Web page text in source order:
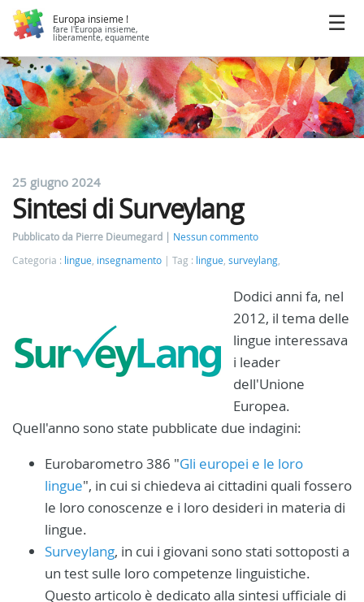
Europa insieme !
fare l'Europa insieme,
liberamente, equamente
25 giugno 2024
Sintesi di Surveylang
Pubblicato da Pierre Dieumegard
Nessun commento
Categoria : lingue, insegnamento Tag : lingue, surveylang,
Dodici anni fa, nel
2012, il tema delle
lingue interessava
i leader
dell'Unione
Europea.
Quell'anno sono state pubblicate due indagini:
Eurobarometro 386 "Gli europei e le loro
lingue", in cui si chiedeva ai cittadini quali fossero
le loro conoscenze e i loro desideri in materia di
lingue.
Surveylang, in cui i giovani sono stati sottoposti a
un test sulle loro competenze linguistiche.
Questo articolo è dedicato alla sintesi ufficiale di